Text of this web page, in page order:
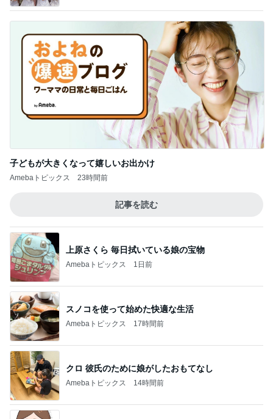
子どもが大きくなって嬉しいお出かけ
Amebaトピックス 23時間前
記事を読む
上原さくら 毎日拭いている娘の宝物
Amebaトピックス 1日前
スノコを使って始めた快適な生活
Amebaトピックス 17時間前
クロ 彼氏のために娘がしたおもてなし
Amebaトピックス 14時間前